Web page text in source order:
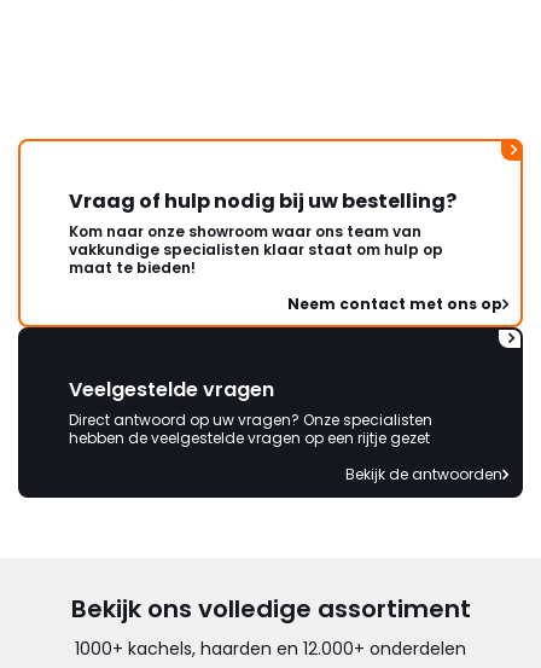
Vraag of hulp nodig bij uw bestelling?
Kom naar onze showroom waar ons team van
vakkundige specialisten klaar staat om hulp op
maat te bieden!
Neem contact met ons op
Veelgestelde vragen
Direct antwoord op uw vragen? Onze specialisten
hebben de veelgestelde vragen op een rijtje gezet
Bekijk de antwoorden
Bekijk ons volledige assortiment
1000+ kachels, haarden en 12.000+ onderdelen